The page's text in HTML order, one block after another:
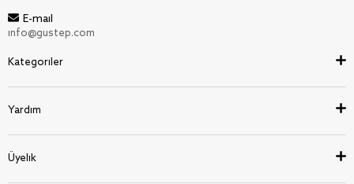
E-mail
info@gustep.com
Kategoriler
Yardım
Üyelik